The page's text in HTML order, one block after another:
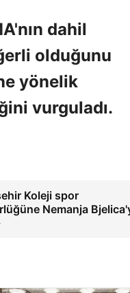
dahil
olduğunu
yönelik
vurguladı.
Koleji spor
Nemanja